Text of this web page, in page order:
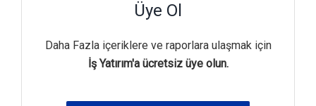
Üye Ol
Daha Fazla içeriklere ve raporlara ulaşmak için
İş Yatırım'a ücretsiz üye olun.